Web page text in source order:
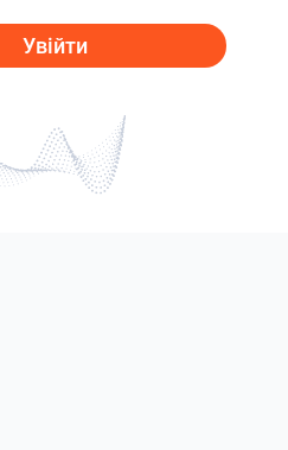
Увійти